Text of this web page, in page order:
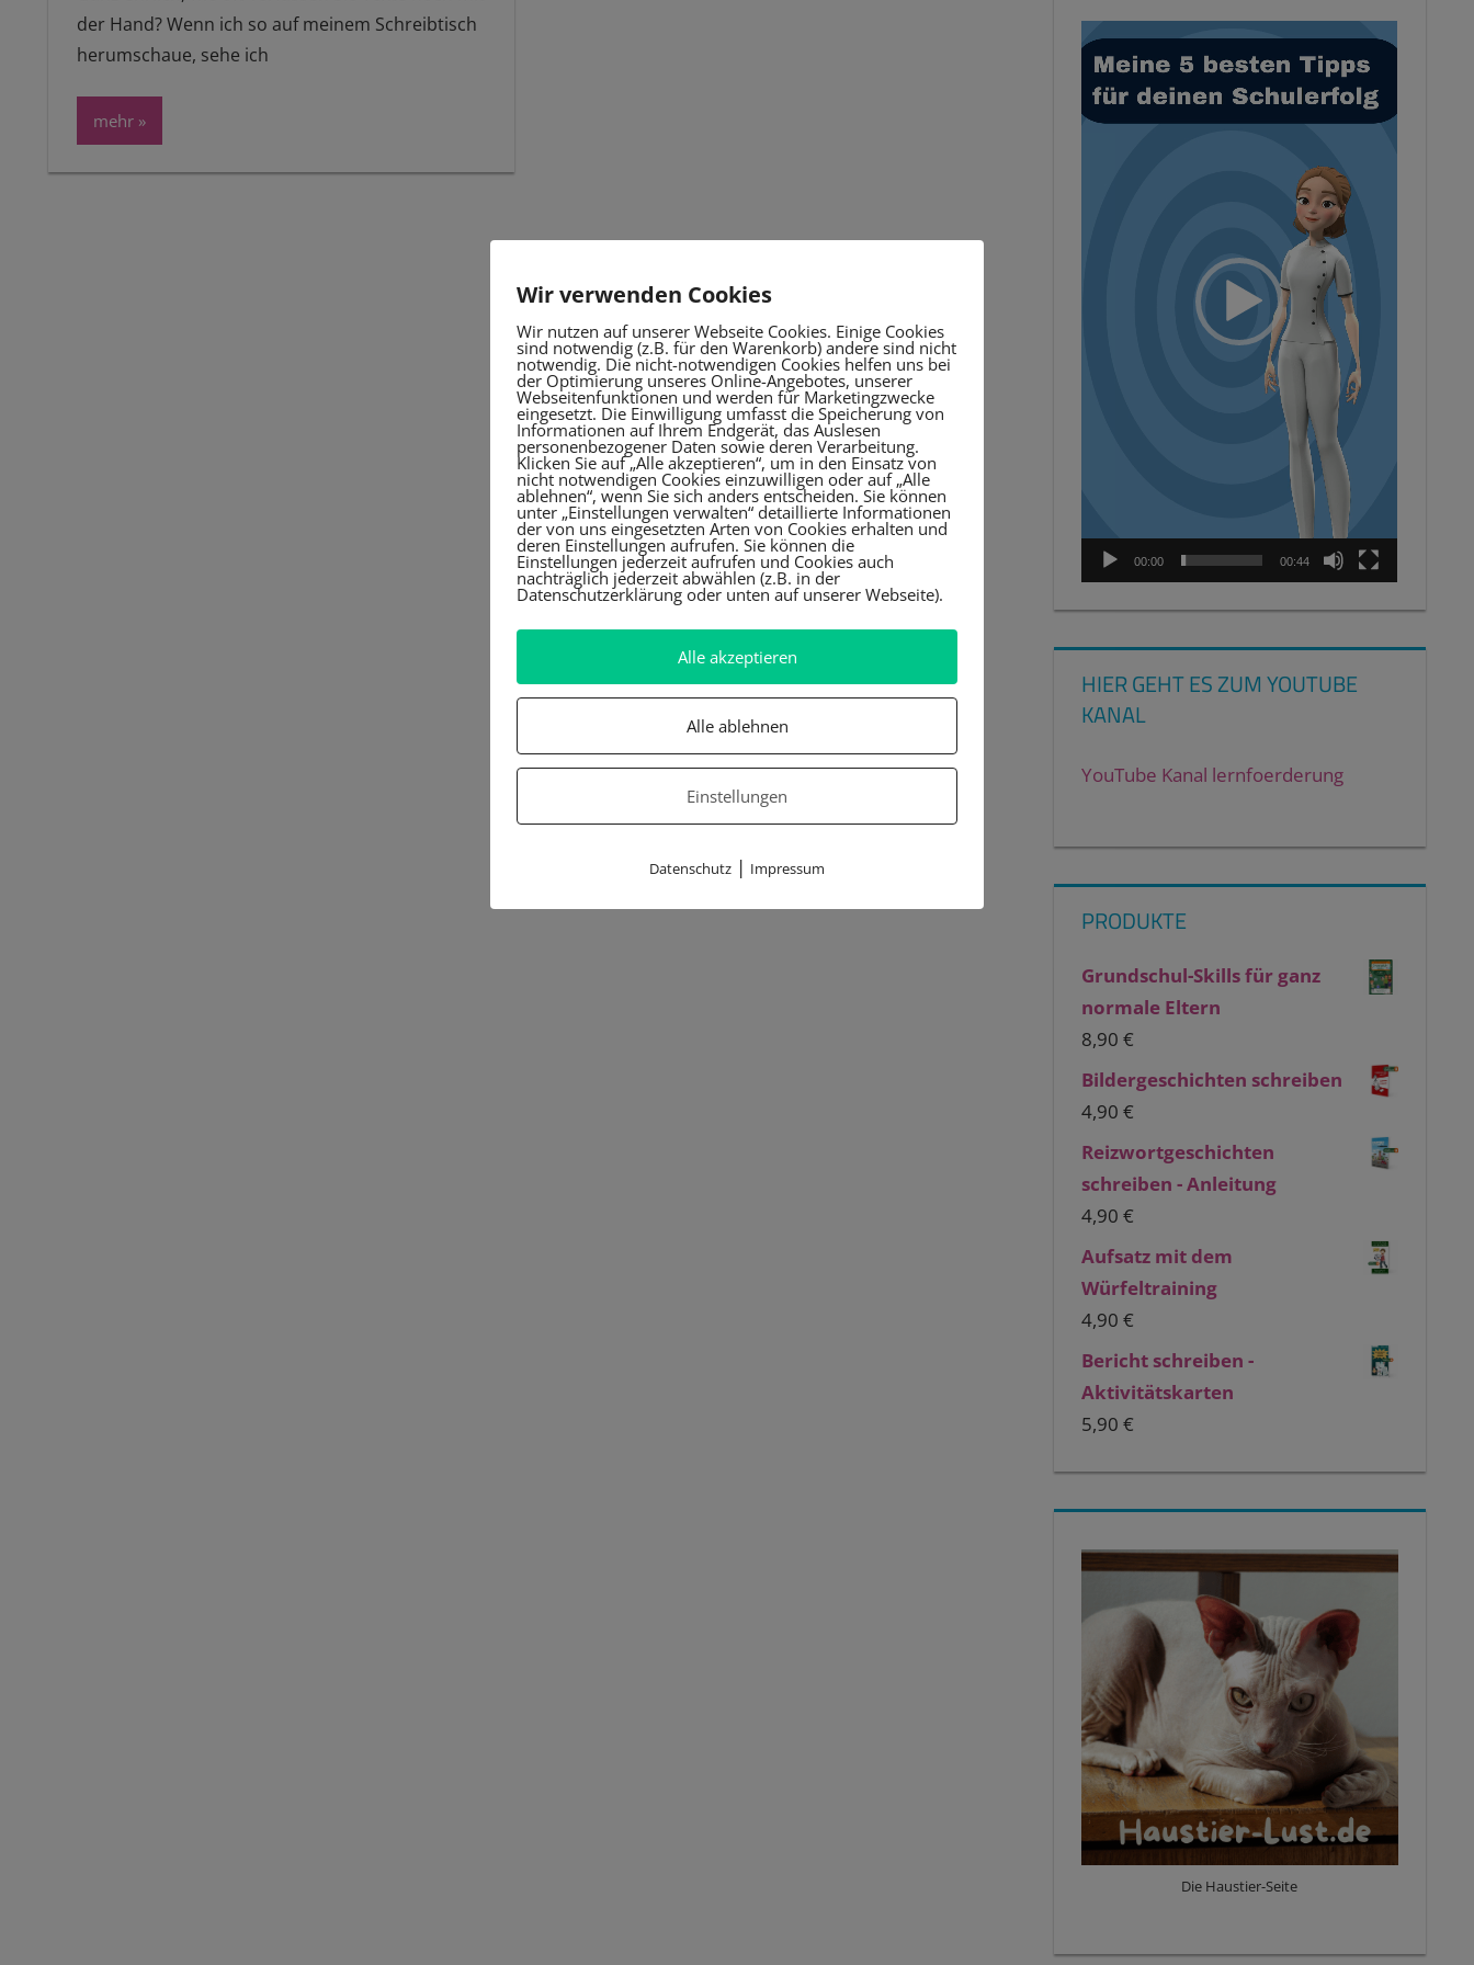
der Hand? Wenn ich so auf meinem Schreibtisch
herumschaue, sehe ich
mehr
Video-
Player
00:00 00:44
HIER GEHT ES ZUM YOUTUBE
KANAL
YouTube Kanal lernfoerderung
PRODUKTE
Grundschul-Skills für ganz
normale Eltern
8,90€
Bildergeschichten schreiben
4,90€
Reizwortgeschichten
schreiben - Anleitung
4,90€
Aufsatz mit dem
Würfeltraining
4,90€
Bericht schreiben -
Aktivitätskarten
5,90€
Die Haustier-Seite
Wir verwenden Cookies
Wir nutzen auf unserer Webseite Cookies. Einige Cookies
sind notwendig (z.B. für den Warenkorb) andere sind nicht
notwendig. Die nicht-notwendigen Cookies helfen uns bei
der Optimierung unseres Online-Angebotes, unserer
Webseitenfunktionen und werden für Marketingzwecke
eingesetzt. Die Einwilligung umfasst die Speicherung von
Informationen auf Ihrem Endgerät, das Auslesen
personenbezogener Daten sowie deren Verarbeitung.
Klicken Sie auf „Alle akzeptieren“, um in den Einsatz von
nicht notwendigen Cookies einzuwilligen oder auf „Alle
ablehnen“, wenn Sie sich anders entscheiden. Sie können
unter „Einstellungen verwalten“ detaillierte Informationen
der von uns eingesetzten Arten von Cookies erhalten und
deren Einstellungen aufrufen. Sie können die
Einstellungen jederzeit aufrufen und Cookies auch
nachträglich jederzeit abwählen (z.B. in der
Datenschutzerklärung oder unten auf unserer Webseite).
Alle akzeptieren
Alle ablehnen
Einstellungen
Datenschutz | Impressum